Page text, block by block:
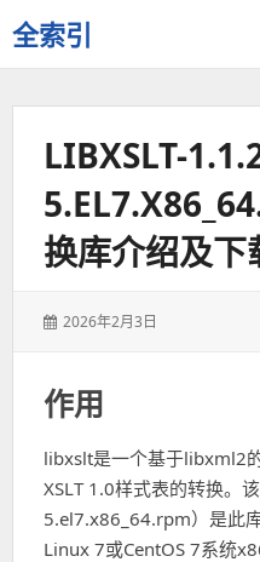
全索引
一
些
LIBXSLT-
换库介绍及下
发
2026年2月3日
作用
libxslt是一个基于libxml2
XSLT 1.0样式表的转换。
5.el7.x86_64.rpm）是此
Linux 7或CentOS 7系统